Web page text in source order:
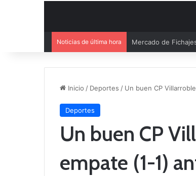
Noticias de última hora El CB Villarrobledo
Inicio / Deportes / Un buen CP
Deportes
Un buen CP
empate (1-1)